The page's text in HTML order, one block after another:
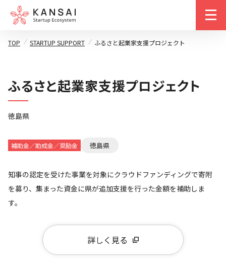
TOP STARTUP SUPPORT ふるさと起業家支援プロジェクト
ふるさと起業家支援プロジェクト
徳島県
補助金／助成金／奨励金 徳島県
知事の認定を受けた事業を対象にクラウドファンディングで寄附
を募り、集まった資金に県が追加支援を行った金額を補助しま
す。
詳しく見る